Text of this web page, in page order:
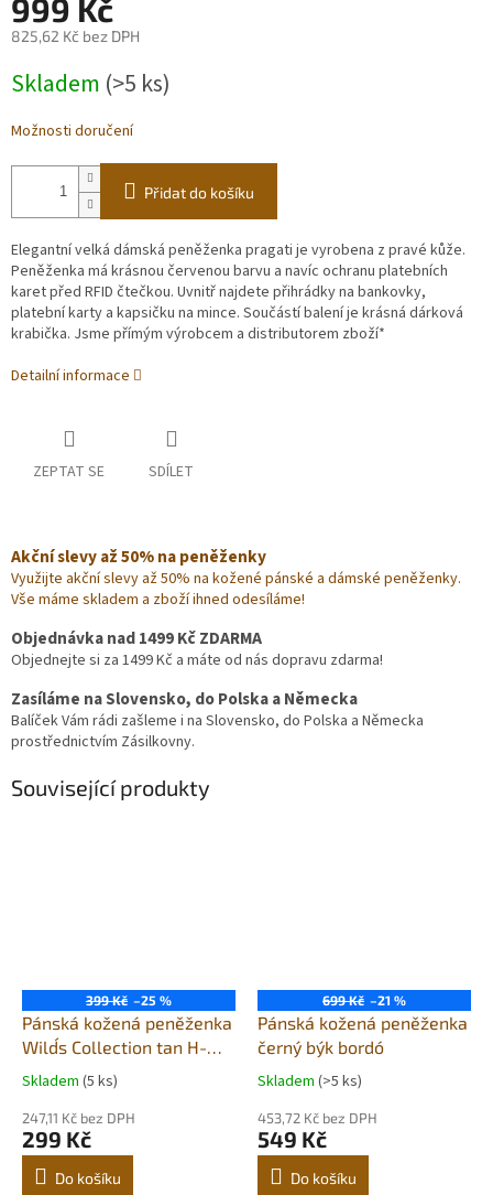
999 Kč
825,62 Kč bez DPH
cena:
Skladem (>5 ks)
Možnosti doručení
Přidat do košíku
Elegantní velká dámská peněženka pragati je vyrobena z pravé kůže.
Peněženka má krásnou červenou barvu a navíc ochranu platebních
karet před RFID čtečkou. Uvnitř najdete přihrádky na bankovky,
platební karty a kapsičku na mince. Součástí balení je krásná dárková
krabička. Jsme přímým výrobcem a distributorem zboží*
Detailní informace
ZEPTAT SE SDÍLET
Akční slevy až 50% na peněženky
Využijte akční slevy až 50% na kožené pánské a dámské peněženky.
Vše máme skladem a zboží ihned odesíláme!
Objednávka nad 1499 Kč ZDARMA
Objednejte si za 1499 Kč a máte od nás dopravu zdarma!
Zasíláme na Slovensko, do Polska a Německa
Balíček Vám rádi zašleme i na Slovensko, do Polska a Německa
prostřednictvím Zásilkovny.
Související produkty
399 Kč –25 %
Pánská kožená peněženka
Wild´s Collection tan H-W-
01
Skladem (5 ks)
247,11 Kč bez DPH
299 Kč
Do košíku
699 Kč –21 %
Pánská kožená peněženka
černý býk bordó
Skladem (>5 ks)
453,72 Kč bez DPH
549 Kč
Do košíku